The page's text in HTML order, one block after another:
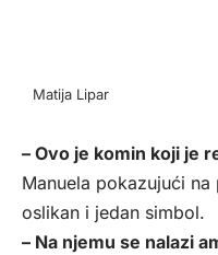
Matija Lipar
– Ovo je komin koji je
Manuela pokazujući
oslikan i jedan simbol.
– Na njemu se nalazi